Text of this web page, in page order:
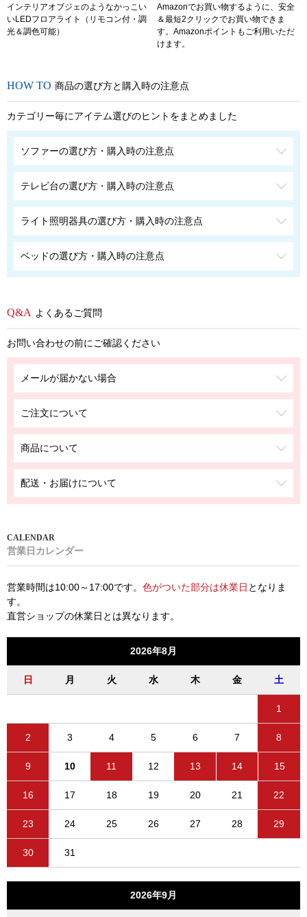
インテリアオブジェのようなかっこい
いLEDフロアライト（リモコン付・調
光＆調色可能）
Amazonでお買い物するように、安全
＆最短2クリックでお買い物できま
す。Amazonポイントもご利用いただ
けます。
商品の選び方と購入時の注意点
カテゴリー毎にアイテム選びのヒントをまとめました
ソファーの選び方・購入時の注意点
テレビ台の選び方・購入時の注意点
ライト照明器具の選び方・購入時の注意点
ベッドの選び方・購入時の注意点
よくあるご質問
お問い合わせの前にご確認ください
メールが届かない場合
ご注文について
商品について
配送・お届けについて
営業日カレンダー
営業時間は10:00～17:00です。 色がついた部分は休業日 となりま
す。
直営ショップの休業日とは異なります。
2026年8月
日 月 火 水 木 金 土
1
2 3 4 5 6 7 8
9 10 11 12 13 14 15
16 17 18 19 20 21 22
23 24 25 26 27 28 29
30 31
2026年9月